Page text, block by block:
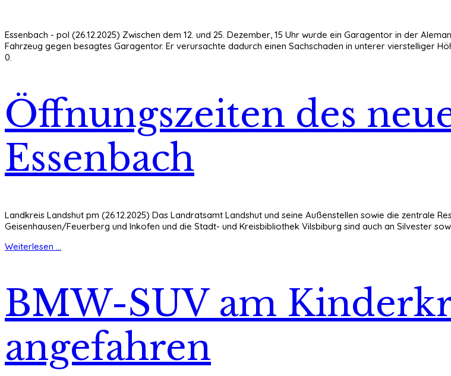
Essenbach - pol (26.12.2025) Zwischen dem 12. und 25. Dezember, 15 Uhr wurde ein Garagentor in der
Fahrzeug gegen besagtes Garagentor. Er verursachte dadurch einen Sachschaden in unterer vierstelliger
0.
Öffnungszeiten des
Essenbach
Landkreis Landshut pm (26.12.2025) Das Landratsamt Landshut und seine Außenstellen sowie die zentrale
Geisenhausen/Feuerberg und Inkofen und die Stadt- und Kreisbibliothek Vilsbiburg sind auch an Silvester
Weiterlesen ...
BMW-SUV am
angefahren